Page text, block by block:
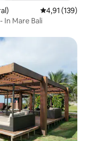
Gemiddelde
4,91 (139)
In Mare Bali